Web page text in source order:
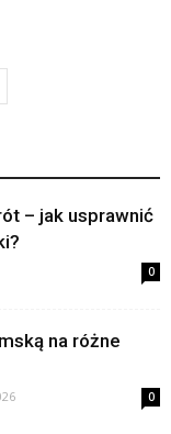
– jak usprawnić
0
na różne
0